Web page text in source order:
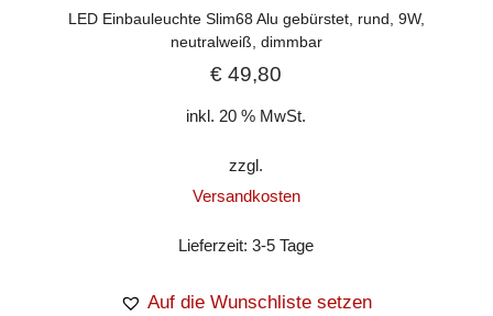
LED Einbauleuchte Slim68 Alu gebürstet, rund, 9W,
neutralweiß, dimmbar
€ 49,80
inkl. 20 % MwSt.
zzgl.
Versandkosten
Lieferzeit:3-5 Tage
Auf die Wunschliste setzen